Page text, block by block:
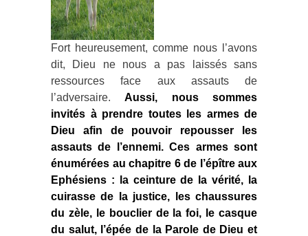
Fort heureusement, comme nous l’avons
dit, Dieu ne nous a pas laissés sans
ressources face aux assauts de
l’adversaire.Aussi, nous sommes
invités à prendre toutes les armes de
Dieu afin de pouvoir repousser les
assauts de l’ennemi. Ces armes sont
énumérées au chapitre 6 de l’épître aux
Ephésiens : la ceinture de la vérité, la
cuirasse de la justice, les chaussures
du zèle, le bouclier de la foi, le casque
du salut, l’épée de la Parole de Dieu et